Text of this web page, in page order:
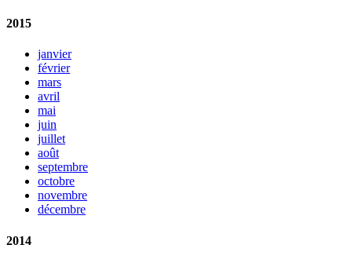
2015
janvier
février
mars
avril
mai
juin
juillet
août
septembre
octobre
novembre
décembre
2014